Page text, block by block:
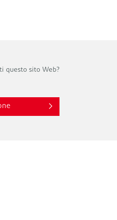
questo sito Web?